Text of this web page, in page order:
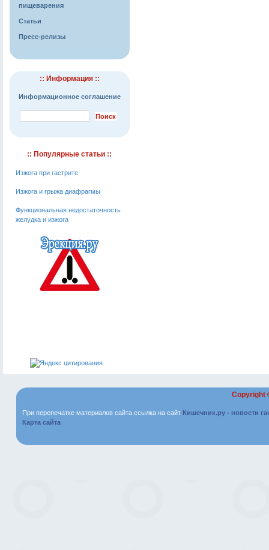
пищеварения
Статьи
Пресс-релизы
:: Информация ::
Информационное соглашение
:: Популярные статьи ::
Изжога при гастрите
Изжога и грыжа диафрагмы
Функциональная недостаточность
желудка и изжога
Copyright
При перепечатке материалов сайта ссылка на сайт Кишечник.ру - новости
Карта сайта